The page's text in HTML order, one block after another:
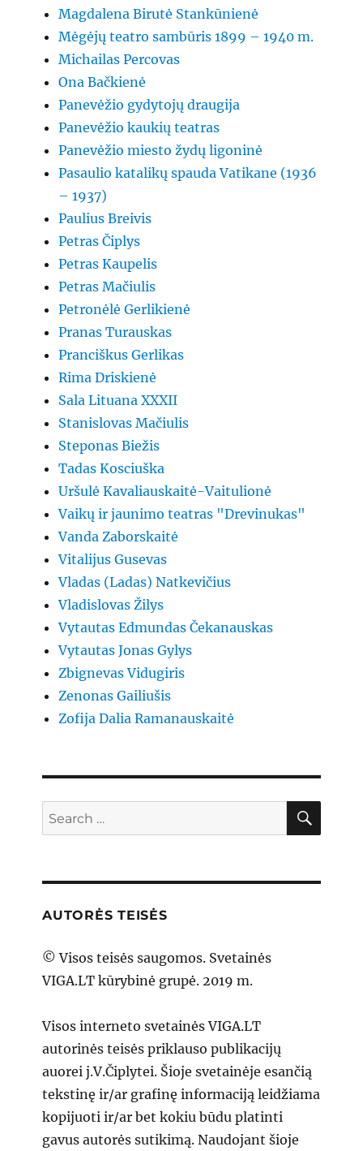
Magdalena Birutė Stankūnienė
Mėgėjų teatro sambūris 1899 – 1940 m.
Michailas Percovas
Ona Bačkienė
Panevėžio gydytojų draugija
Panevėžio kaukių teatras
Panevėžio miesto žydų ligoninė
Pasaulio katalikų spauda Vatikane (1936
– 1937)
Paulius Breivis
Petras Čiplys
Petras Kaupelis
Petras Mačiulis
Petronėlė Gerlikienė
Pranas Turauskas
Pranciškus Gerlikas
Rima Driskienė
Sala Lituana XXXII
Stanislovas Mačiulis
Steponas Biežis
Tadas Kosciuška
Uršulė Kavaliauskaitė-Vaitulionė
Vaikų ir jaunimo teatras "Drevinukas"
Vanda Zaborskaitė
Vitalijus Gusevas
Vladas (Ladas) Natkevičius
Vladislovas Žilys
Vytautas Edmundas Čekanauskas
Vytautas Jonas Gylys
Zbignevas Vidugiris
Zenonas Gailiušis
Zofija Dalia Ramanauskaitė
Search
for:
AUTORĖS TEISĖS
© Visos teisės saugomos. Svetainės
VIGA.LT kūrybinė grupė. 2019 m.
Visos interneto svetainės VIGA.LT
autorinės teisės priklauso publikacijų
auorei j.V.Čiplytei. Šioje svetainėje esančią
tekstinę ir/ar grafinę informaciją leidžiama
kopijuoti ir/ar bet kokiu būdu platinti
gavus autorės sutikimą. Naudojant šioje